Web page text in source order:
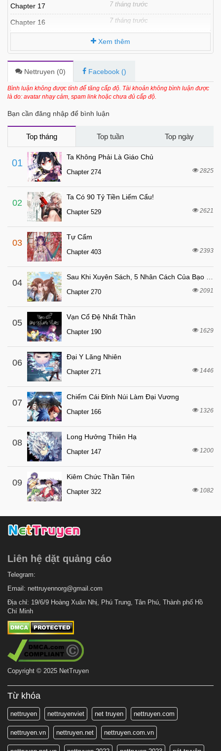
Chapter 17 7 tháng trước
Chapter 16 7 tháng trước
Chapter 14 7 tháng trước
Chapter 13 7 tháng trước
Chapter 12 7 tháng trước
7 tháng trước
Chapter 9 7 tháng trước
Chapter 8
Chapter 7
Chapter 6
Chapter 5 7 tháng trước
Chapter 4
Chapter 3
Chapter 2
Chapter 1 7 tháng trước
Xem thêm
Nettruyen (0) Facebook ()
Bình luận không được tính để tăng cấp độ. Tài khoản không bình luận được
là do: avatar nhạy cảm, spam link hoặc chưa đủ cấp độ.
Bạn cần đăng nhập để bình luận
Top tháng Top tuần Top ngày
01
Ta Không Phải Là Giáo Chủ
Chapter 274 2825
02
Ta Có 90 Tỷ Tiền Liếm Cẩu!
Chapter 529 2621
03
Tự Cẩm
Chapter 403 2393
04
Sau Khi Xuyên Sách, 5 Nhân Cách Của Bạo Quân Đều Yêu Ta
Chapter 270 2091
05
Vạn Cổ Đệ Nhất Thần
Chapter 190 1629
06
Đại Y Lăng Nhiên
Chapter 271 1446
07
Chiếm Cái Đỉnh Núi Làm Đại Vương
Chapter 166 1326
08
Long Hưởng Thiên Hạ
Chapter 147 1200
09
Kiêm Chức Thần Tiên
Chapter 322 1082
Liên hệ dặt quảng cáo
Telegram:
Email: nettruyennorg@gmail.com
Địa chỉ: 19/6/9 Hoàng Xuân Nhị, Phú Trung, Tân Phú, Thành phố Hồ
Chí Minh
Copyright © 2025 NetTruyen
Từ khóa
nettruyen nettruyenviet net truyen nettruyen.com
nettruyen.vn nettruyen.net nettruyen.com.vn